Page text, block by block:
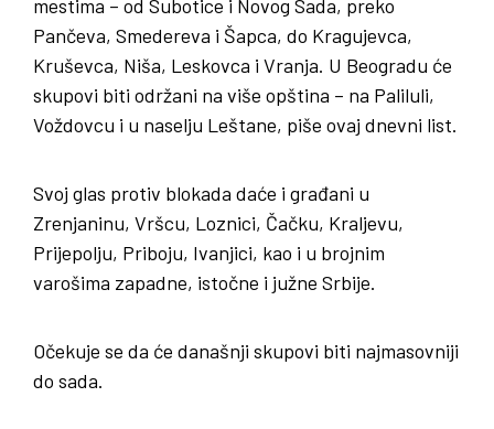
mestima – od Subotice i Novog Sada, preko
Pančeva, Smedereva i Šapca, do Kragujevca,
Kruševca, Niša, Leskovca i Vranja. U Beogradu će
skupovi biti održani na više opština – na Paliluli,
Voždovcu i u naselju Leštane, piše ovaj dnevni list.
Svoj glas protiv blokada daće i građani u
Zrenjaninu, Vršcu, Loznici, Čačku, Kraljevu,
Prijepolju, Priboju, Ivanjici, kao i u brojnim
varošima zapadne, istočne i južne Srbije.
Očekuje se da će današnji skupovi biti najmasovniji
do sada.